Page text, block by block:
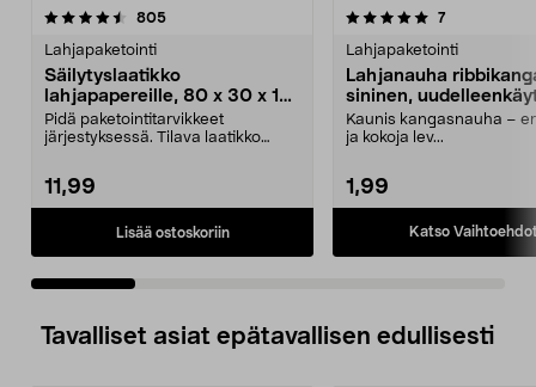
805arvostelut
Lahjapaketointi
Säilytyslaatikko
lahjapapereille, 80 x 30 x 12
cm
Pidä paketointitarvikkeet
järjestyksessä. Tilava laatikko
11,99
Lisää ostoskoriin
5.0 viidestä
7arvostelut
Lahjapaketointi
Lahjanauha
sininen,
Kaunis kangasnauha –
ja kokoja lev...
1,99
Katso
4.5 viidestä
Tavalliset asiat epätavallisen edullisesti